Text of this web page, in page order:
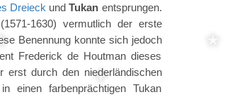
Dreieck undTukan entsprungen.
1630) vermutlich der erste
Benennung konnte sich jedoch
Frederick de Houtman dieses
erst durch den niederländischen
einen farbenprächtigen Tukan